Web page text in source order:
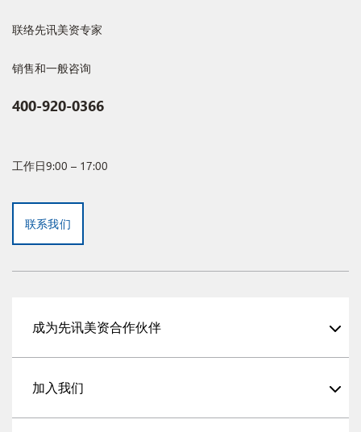
联络先讯美资专家
销售和一般咨询
400-920-0366
工作日9:00 – 17:00
联系我们
成为先讯美资合作伙伴
加入我们